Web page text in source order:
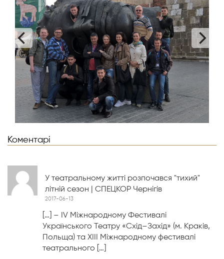
Коментарі
У театральному житті розпочався "тихий"
літній сезон | СПЕЦКОР Чернігів
2017-06-13
[…] – ІV Міжнародному Фестивалі
Українського Театру «Схід–Захід» (м. Краків,
Польща) та ХІІІ Міжнародному фестивалі
театрального […]